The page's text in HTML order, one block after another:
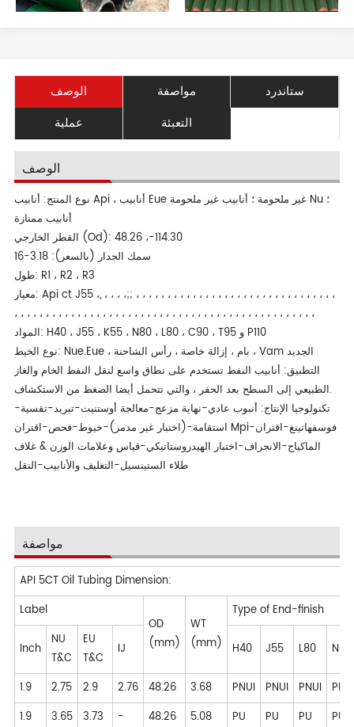
الوصف مواصفة
ستاندرد
عملية
التعبئة
الوصف
نوع المنتج: أنابيب Api ، أنابيب Eue غير ملحومة ؛ أنابيب غير ملحومة Nu ؛
أنابيب ممتازة
القطر الخارجي (Od): 48.26 ،-114.30
سمك الجدار (بالسعر): 3.18-16
طول: R1 ، R2 ، R3
معيار: Api ct J55 ،, ، ، ، ،;; ، ، ، ، ، ، ، ، ، ، ، ، ، ، ، ، ، ، ، ، ، ، ، ، ، ، ، ، ، ، ، ،
، ، ، ، ، ، ، ، ، ، ، ، ، ، ، ، ، ، ، ، ، ، ، ، ، ، ، ، ، ، ، ، ، ، ، ، ، ، ، ، ، ، ، ، ، ، ، ،
المواد: H40 ، J55 ، K55 ، N80 ، L80 ، C90 ، T95 و P110
نوع الخيط: Nue.Eue ، بام ، إزالة خاصة ، رأس الشاحنة ، Vam الجديد
التطبيق: أنابيب النفط تستخدم على نطاق واسع لنقل النفط الخام والغاز
الطبيعي إلى السطح بعد الحفر ، والتي تتحمل أيضا الضغط من الاستكشاف.
تكنولوجيا الإنتاج: أنبوب عادي-نهاية مزعج-معالجة أوستنيت-تبريد-تقسية-
استقامة-(اختبار غير مدمر)-خيوط-فحص-اقتران Mpi-فوسفهاتينغ-اقتران
الماكياج-الانجراف-اختبار الهيدروستاتيكي-قياس وعلامات الوزن & غلاف
طلاء الستينسيل-التغليف والأنابيب-النقل
مواصفة
API 5CT Oil Tubing Dimension:
Label
OD
(mm)
WT
(mm)
Type of End-finish
Inch
NU
T&C
EU
T&C
IJ H40 J55 L80 N80
1.9 2.75 2.9 2.76 48.26 3.68 PNUI PNUI PNUI
PNUI
1.9
3.65 3.73 - 48.26 5.08 PU PU PU
PU